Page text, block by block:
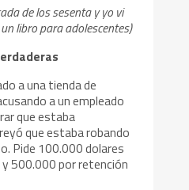
de los sesenta y yo vi
libro para adolescentes)
a una tienda de
a un empleado
que estaba
que estaba robando
Pide 100.000 dolares
500.000 por retención